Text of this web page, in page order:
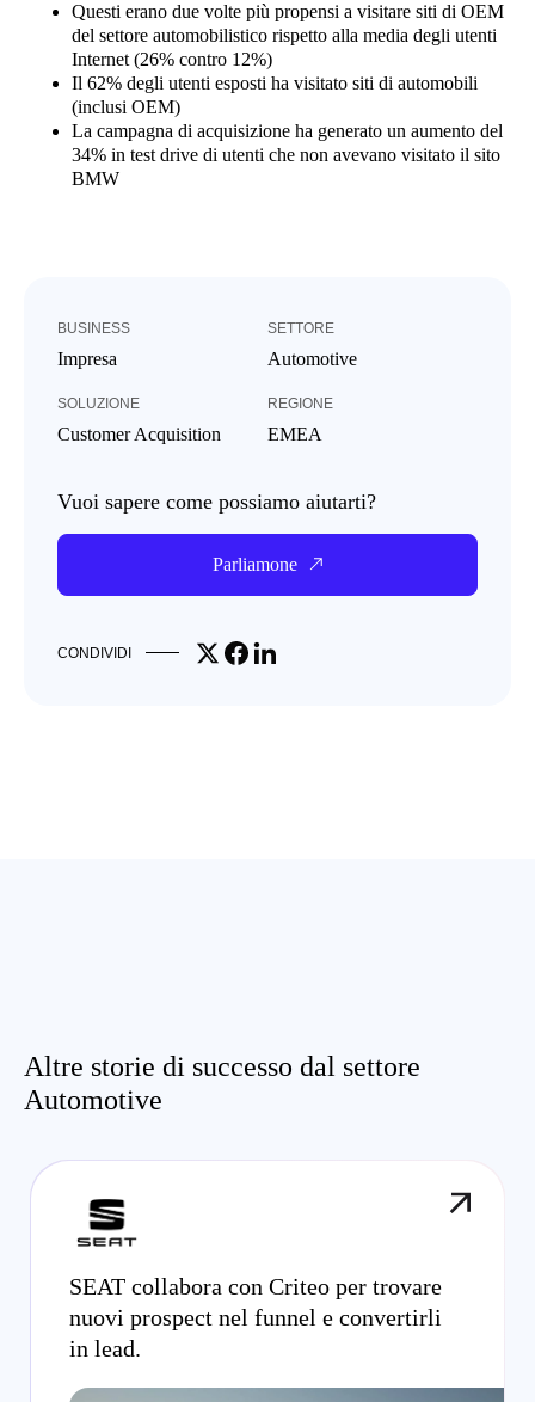
BUSINESS
Impresa
SETTORE
Automotive
SOLUZIONE
Customer Acquisition
REGIONE
EMEA
Vuoi sapere come possiamo aiutarti?
Parliamone
CONDIVIDI Share on X
Share on Facebook
Share on LinkedIn
Questi erano due volte più propensi a visitare siti di OEM
del settore automobilistico rispetto alla media degli utenti
Internet (26% contro 12%)
Il 62% degli utenti esposti ha visitato siti di automobili
(inclusi OEM)
La campagna di acquisizione ha generato un aumento del
34% in test drive di utenti che non avevano visitato il sito
BMW
Altre storie di successo dal settore
Automotive
SEAT collabora con Criteo per trovare
nuovi prospect nel funnel e convertirli
in lead.